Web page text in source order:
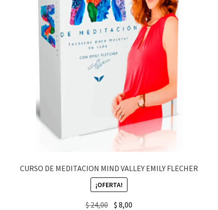
CURSO DE MEDITACION MIND VALLEY EMILY FLECHER
¡OFERTA!
$24,00 Original
$ 8,00